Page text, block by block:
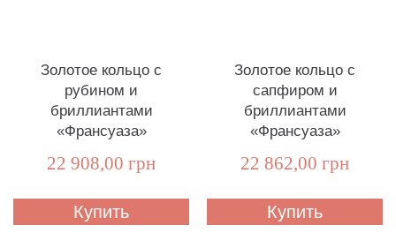
Золотое кольцо с
рубином и
бриллиантами
«Франсуаза»
22 908,00 грн
Купить
Золотое кольцо с
сапфиром и
бриллиантами
«Франсуаза»
22 862,00 грн
Купить